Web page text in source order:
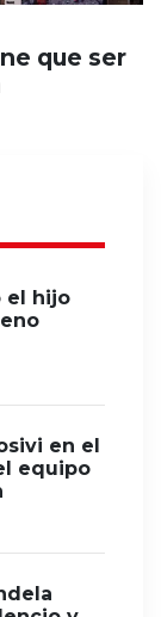
que ser
el hijo
en el
equipo